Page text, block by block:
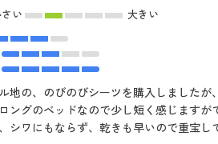
い
大きい
地の、のびのびシーツを購入しましたが
ングのベッドなので少し短く感じますが
シワにもならず、乾きも早いので重宝し